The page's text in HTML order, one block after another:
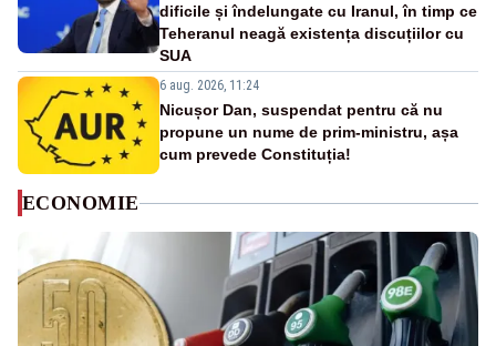
dificile și îndelungate cu Iranul, în timp ce
Teheranul neagă existența discuțiilor cu
SUA
6 aug. 2026, 11:24
Nicușor Dan, suspendat pentru că nu
propune un nume de prim-ministru, așa
cum prevede Constituția!
ECONOMIE